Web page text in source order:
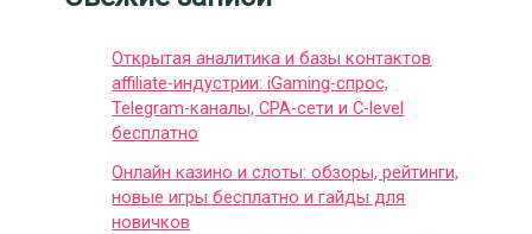
Открытая аналитика и базы контактов
affiliate-индустрии: iGaming-спрос,
Telegram-каналы, CPA-сети и C-level
бесплатно
Онлайн казино и слоты: обзоры, рейтинги,
новые игры бесплатно и гайды для
новичков